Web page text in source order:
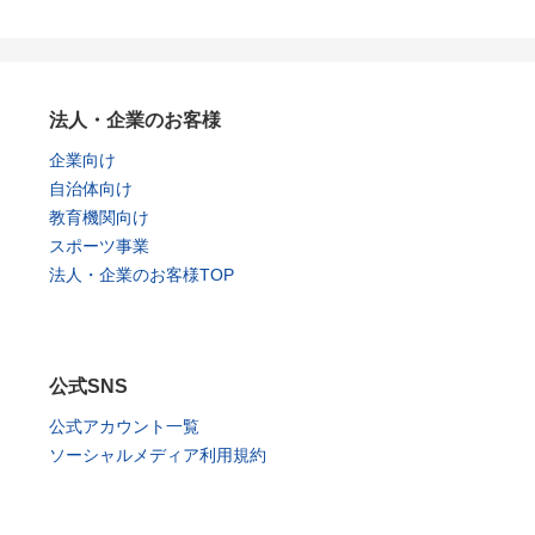
法人・企業のお客様
企業向け
自治体向け
教育機関向け
スポーツ事業
法人・企業のお客様TOP
公式SNS
公式アカウント一覧
ソーシャルメディア利用規約